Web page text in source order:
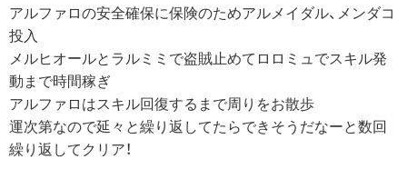
アルファロの安全確保に保険のためアルメイダル、メンダコ
投入
メルヒオールとラルミミで盗賊止めてロロミュでスキル発
動まで時間稼ぎ
アルファロはスキル回復するまで周りをお散歩
運次第なので延々と繰り返してたらできそうだなーと数回
繰り返してクリア！